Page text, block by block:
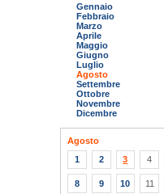
Gennaio
Febbraio
Marzo
Aprile
Maggio
Giugno
Luglio
Agosto
Settembre
Ottobre
Novembre
Dicembre
Agosto
1
2 3 4
8 9 10 11